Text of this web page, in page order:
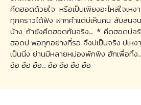
คึดฮอดด้วยใจ หรือเป็นเพียงอะไหล่ใจเห
ทุกคราวได้ฟัง ฝากคำแต่บ่เห็นคน สับสนจ
บ้าง ถ้ายังคึดฮอดกันจริง.. * คึดฮอดบ่จ
ฮอดบ่ พอทุกอย่างที่รอ จึงบ่เป็นจริง บ่เหง
เป็นนิ่ง ย่านมีหลายหม่องพักพิง ฮักเพื่อทิ้ง
ฮือ ฮือ ฮือ.. ฮือ ฮือ ฮือ ฮือ